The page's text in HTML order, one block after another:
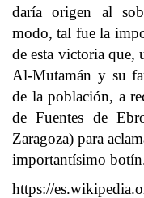
daría origen al
modo, tal fue la
de esta victoria que,
Al-Mutamán y su
de la población, a
de Fuentes de
Zaragoza) para
importantísimo
https://